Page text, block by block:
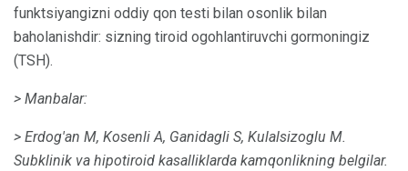
funktsiyangizni oddiy qon testi bilan osonlik bilan
baholanishdir: sizning tiroid ogohlantiruvchi gormoningiz
(TSH).
> Manbalar:
> Erdog'an M, Kosenli A, Ganidagli S, Kulalsizoglu M.
Subklinik va hipotiroid kasalliklarda kamqonlikning belgilar.